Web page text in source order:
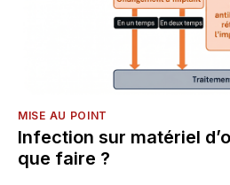
MISE AU POINT
Infection sur matériel
que faire ?